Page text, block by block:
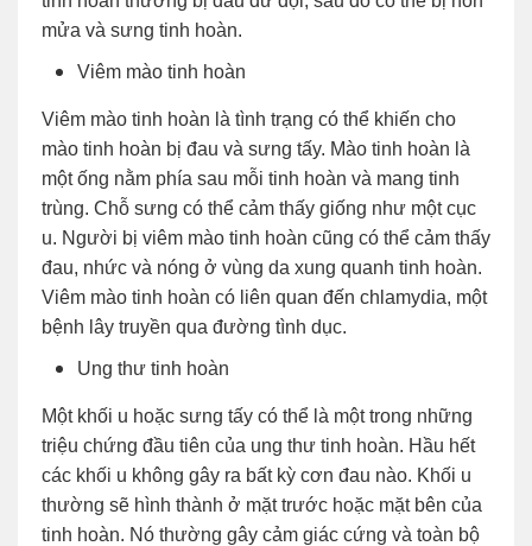
mửa và sưng tinh hoàn.
Viêm mào tinh hoàn
Viêm mào tinh hoàn là tình trạng có thể khiến cho
mào tinh hoàn bị đau và sưng tấy. Mào tinh hoàn là
một ống nằm phía sau mỗi tinh hoàn và mang tinh
trùng. Chỗ sưng có thể cảm thấy giống như một cục
u. Người bị viêm mào tinh hoàn cũng có thể cảm thấy
đau, nhức và nóng ở vùng da xung quanh tinh hoàn.
Viêm mào tinh hoàn có liên quan đến chlamydia, một
bệnh lây truyền qua đường tình dục.
Ung thư tinh hoàn
Một khối u hoặc sưng tấy có thể là một trong những
triệu chứng đầu tiên của ung thư tinh hoàn. Hầu hết
các khối u không gây ra bất kỳ cơn đau nào. Khối u
thường sẽ hình thành ở mặt trước hoặc mặt bên của
tinh hoàn. Nó thường gây cảm giác cứng và toàn bộ